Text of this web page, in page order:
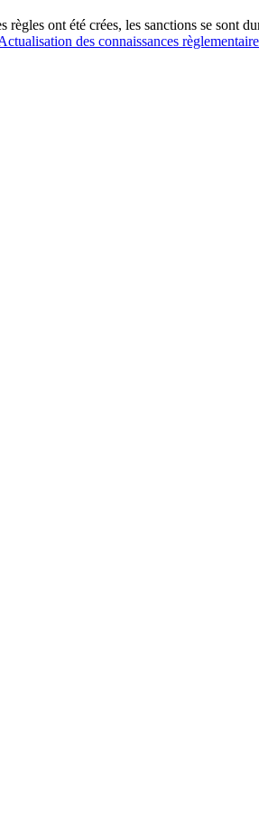
ont été crées, les sanctions se sont
des connaissances